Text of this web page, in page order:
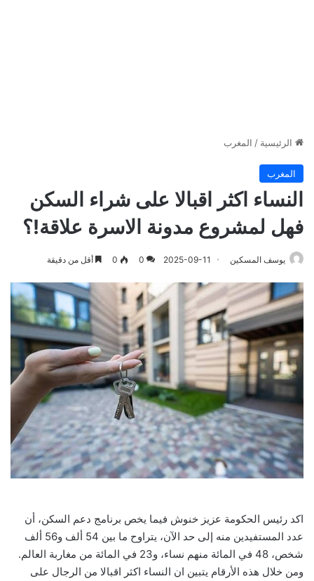
الرئيسية / المغرب
المغرب
النساء اكثر اقبالا على شراء السكن
فهل لمشروع مدونة الاسرة علاقة!؟
يوسف المسكين 2025-09-11
0
0 أقل من دقيقة
اكد رئيس الحكومة عزيز خنوش فيما يخص برنامج دعم السكن، أن
عدد المستفيدين منه إلى حد الآن، يتراوح ما بين 54 ألف و56 ألف
شخص، 48 في المائة منهم نساء، و23 في المائة من مغاربة العالم.
ومن خلال هذه الأرقام يتبين ان النساء اكثر اقبالا من الرجال على